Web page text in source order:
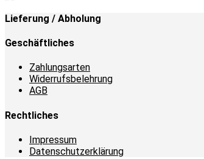
Lieferung / Abholung
Geschäftliches
Zahlungsarten
Widerrufsbelehrung
AGB
Rechtliches
Impressum
Datenschutzerklärung